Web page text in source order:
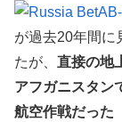
が過去20年間に
たが、 直接の地
アフガニスタン
航空作戦だった